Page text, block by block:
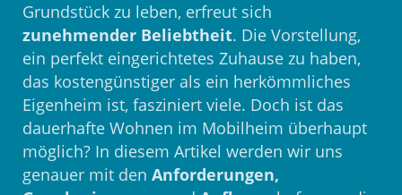
Grundstück zu leben, erfreut sich
zunehmender Beliebtheit. Die Vorstellung,
ein perfekt eingerichtetes Zuhause zu haben,
das kostengünstiger als ein herkömmliches
Eigenheim ist, fasziniert viele. Doch ist das
dauerhafte Wohnen im Mobilheim überhaupt
möglich? In diesem Artikel werden wir uns
genauer mit den Anforderungen,